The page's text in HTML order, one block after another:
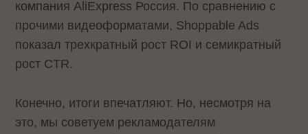
компания AliExpress Россия. По сравнению с
прочими видеоформатами, Shoppable Ads
показал трехкратный рост ROI и семикратный
рост CTR.
Конечно, итоги впечатляют. Но, несмотря на
это, мы советуем рекламодателям